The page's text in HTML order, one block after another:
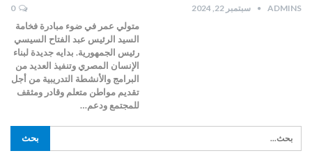
ADMINS سبتمبر 22, 2024 0
متولي عمر في ضوء مبادرة فخامة
السيد الرئيس عبد الفتاح السيسي
رئيس الجمهورية. بدايه جديدة لبناء
الإنسان المصري وتنفيذ العديد من
البرامج والأنشطة التدريبية من أجل
تقديم مواطن متعلم وقادر ومثقف
للمجتمع ودعم…